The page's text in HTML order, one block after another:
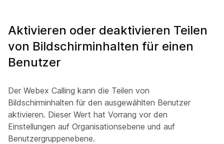
Aktivieren oder deaktivieren Teilen
von Bildschirminhalten für einen
Benutzer
Der Webex Calling kann die Teilen von
Bildschirminhalten für den ausgewählten Benutzer
aktivieren. Dieser Wert hat Vorrang vor den
Einstellungen auf Organisationsebene und auf
Benutzergruppenebene.